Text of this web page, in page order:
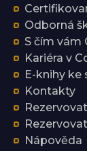
Odborná
S čím vám
Kariéra v
E-knihy ke
Kontakty
Nápověda